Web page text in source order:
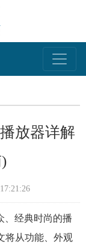
放器详解
、经典时尚的播
将从功能、外观